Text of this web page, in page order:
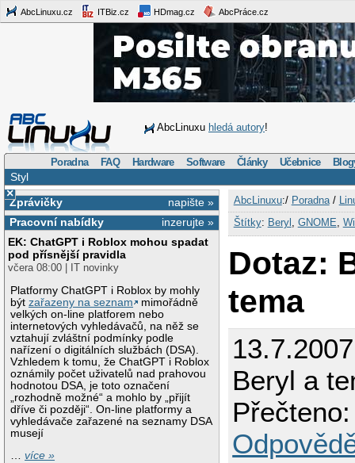
AbcLinuxu.cz ITBiz.cz HDmag.cz AbcPráce.cz
AbcLinuxu hledá autory!
Poradna FAQ Hardware Software Články Učebnice
Styl
×
napište »
Zprávičky
inzerujte »
Pracovní nabídky
EK: ChatGPT i Roblox mohou spadat
pod přísnější pravidla
včera 08:00 | IT novinky
Platformy ChatGPT i Roblox by mohly
býtzařazeny na seznam
mimořádně
velkých on-line platforem nebo
internetových vyhledávačů, na něž se
vztahují zvláštní podmínky podle
nařízení o digitálních službách (DSA).
Vzhledem k tomu, že ChatGPT i Roblox
oznámily počet uživatelů nad prahovou
hodnotou DSA, je toto označení
„rozhodně možné“ a mohlo by „přijít
dříve či později“. On-line platformy a
vyhledávače zařazené na seznamy DSA
musejí
…více »
AbcLinuxu:/ Poradna/
Štítky: Beryl GNOME
Dotaz:
tema
Beryl a